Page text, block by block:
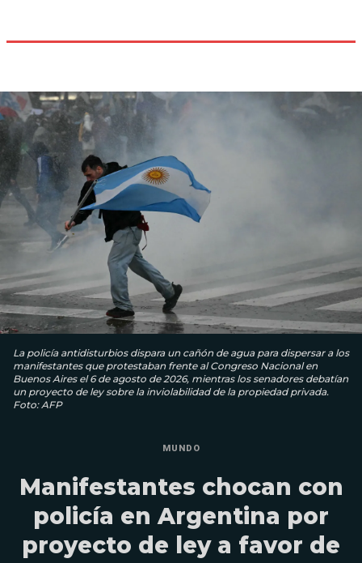
La policía antidisturbios dispara un cañón de agua para dispersar a los
manifestantes que protestaban frente al Congreso Nacional en
Buenos Aires el 6 de agosto de 2026, mientras los senadores debatían
un proyecto de ley sobre la inviolabilidad de la propiedad privada.
Foto: AFP
MUNDO
Manifestantes chocan con
policía en Argentina por
proyecto de ley a favor de